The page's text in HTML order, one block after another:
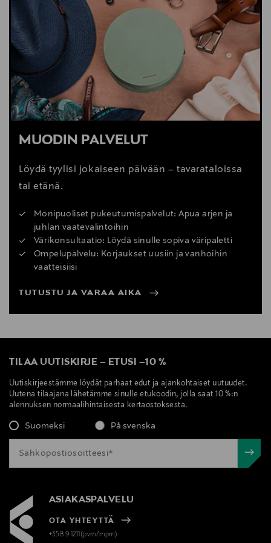
MUODIN PALVELUT
Löydä tyylisi jokaiseen päivään – tavarataloissa
tai etänä.
Monipuoliset pukeutumispalvelut: Apua arjen ja
juhlan vaatevalintoihin
Värikonsultaatio: Löydä sinulle sopiva väripaletti
Ompelupalvelu: Korjaukset uusiin ja vanhoihin
vaatteisiisi
TUTUSTU JA VARAA AIKA
TILAA UUTISKIRJE – ETUSI –10 %
Uutiskirjeestämme löydät parhaat edut ja ajankohtaiset uutuudet.
Uutena tilaajana lähetämme sinulle etukoodin, jolla saat 10 %:n
alennuksen normaalihintaisesta kertaostoksesta.
Suomeksi På svenska
ASIAKASPALVELU
OTA YHTEYTTÄ
+358 9 1211(pvm/mpm)